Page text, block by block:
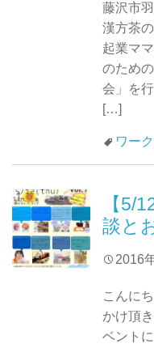
藤沢市
漢方茶
起業マ
のため
会」を
[…]
ワー
【5/
談と
2016
こんに
かけ頂
ベント